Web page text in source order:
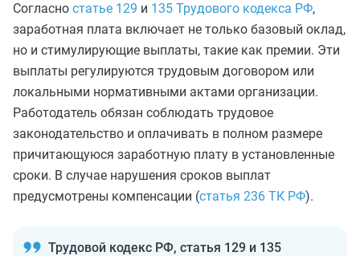
Согласно статье 129 и 135 Трудового кодекса РФ,
заработная плата включает не только базовый оклад,
но и стимулирующие выплаты, такие как премии. Эти
выплаты регулируются трудовым договором или
локальными нормативными актами организации.
Работодатель обязан соблюдать трудовое
законодательство и оплачивать в полном размере
причитающуюся заработную плату в установленные
сроки. В случае нарушения сроков выплат
предусмотрены компенсации (статья 236 ТК РФ).
Трудовой кодекс РФ, статья 129 и 135